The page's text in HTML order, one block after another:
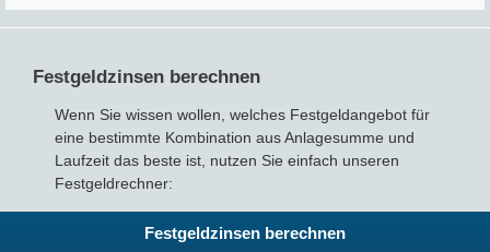
Festgeldzinsen berechnen
Wenn Sie wissen wollen, welches Festgeldangebot für
eine bestimmte Kombination aus Anlagesumme und
Laufzeit das beste ist, nutzen Sie einfach unseren
Festgeldrechner:
Festgeldzinsen berechnen